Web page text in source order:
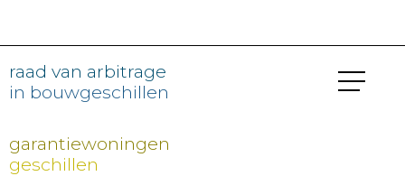
raad van arbitrage
in bouwgeschillen
garantiewoningen
geschillen